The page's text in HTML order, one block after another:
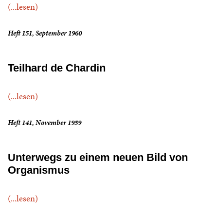
(...lesen)
Heft 151, September 1960
Teilhard de Chardin
(...lesen)
Heft 141, November 1959
Unterwegs zu einem neuen Bild von
Organismus
(...lesen)